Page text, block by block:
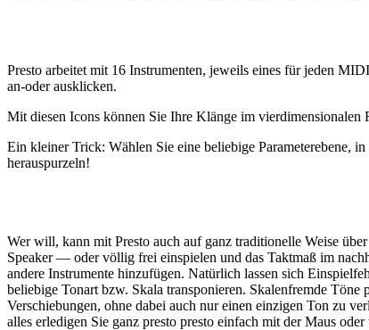
Presto arbeitet mit 16 Instrumenten, jeweils eines für jeden
an-oder ausklicken.
Mit diesen Icons können Sie Ihre Klänge im
Ein kleiner Trick: Wählen Sie eine beliebige Parameterebene,
herauspurzeln!
Wer will, kann mit Presto auch auf ganz traditionelle Weise
Speaker — oder völlig frei einspielen und das Taktmaß im
andere Instrumente hinzufügen. Natürlich lassen sich
beliebige Tonart bzw. Skala transponieren. Skalenfremde
Verschiebungen, ohne dabei auch nur einen einzigen Ton zu
alles erledigen Sie ganz presto presto einfach mit der Maus oder